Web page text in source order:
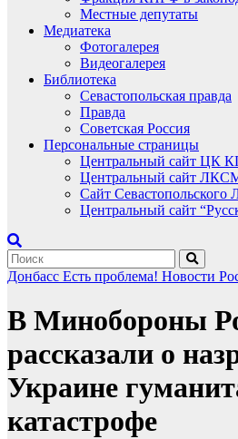
Местные депутаты
Медиатека
Фотогалерея
Видеогалерея
Библиотека
Севастопольская правда
Правда
Советская Россия
Персональные страницы
Центральный сайт ЦК
Центральный сайт
Сайт
Центральный сайт
Донбасс Есть проблема! Новости
В Минобороны
рассказали о
Украине
катастрофе